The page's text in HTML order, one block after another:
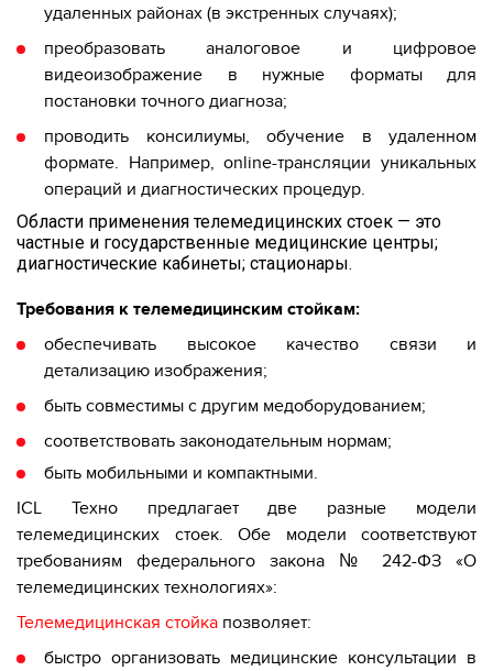
удаленных районах (в экстренных случаях);
преобразовать аналоговое и цифровое
видеоизображение в нужные форматы для
постановки точного диагноза;
проводить консилиумы, обучение в удаленном
формате. Например, online-трансляции уникальных
операций и диагностических процедур.
Области применения телемедицинских стоек — это
частные и государственные медицинские центры;
диагностические кабинеты; стационары.
Требования к телемедицинским стойкам:
обеспечивать высокое качество связи и
детализацию изображения;
быть совместимы с другим медоборудованием;
соответствовать законодательным нормам;
быть мобильными и компактными.
ICL Техно предлагаетдве разные модели
телемедицинских стоек. Обе модели соответствуют
требованиям федерального закона № 242-ФЗ «О
телемедицинских технологиях»:
Телемедицинская стойка позволяет:
быстро организовать медицинские консультации в